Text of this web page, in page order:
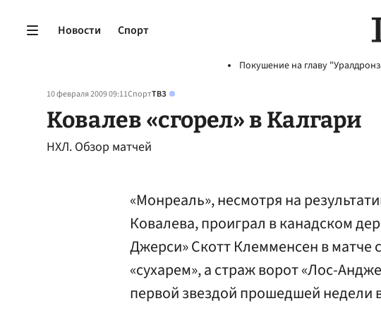
Новости Спорт
Покушение на главу
10 февраля 2009 09:11СпортТВЗ
Ковалев «сгорел» в Калгари
НХЛ. Обзор матчей
«Монреаль», несмотря на
Ковалева, проиграл в канадском
Джерси» Скотт Клемменсен в матче
«сухарем», а страж ворот «Лос-
первой звездой прошедшей недели